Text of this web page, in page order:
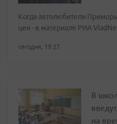
Когда автолюбители
цен - в материале РИА
сегодня, 19:27
В
на